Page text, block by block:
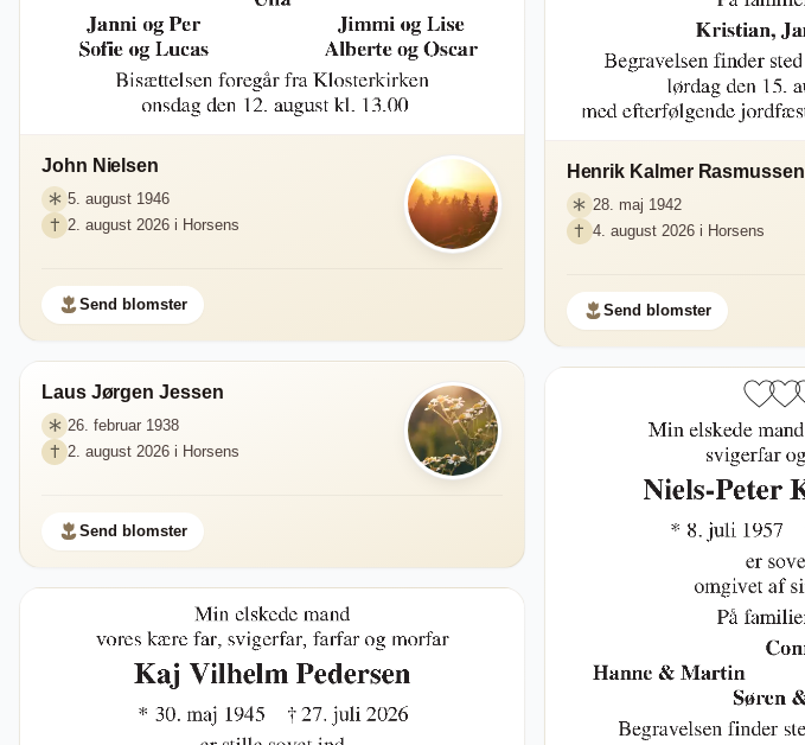
John Nielsen
5. august 1946
2. august 2026 i Horsens
Send blomster
Laus Jørgen Jessen
26. februar 1938
2. august 2026 i Horsens
Send blomster
Henrik Kalmer Rasmussen
28. maj 1942
4. august 2026 i Horsens
Send blomster